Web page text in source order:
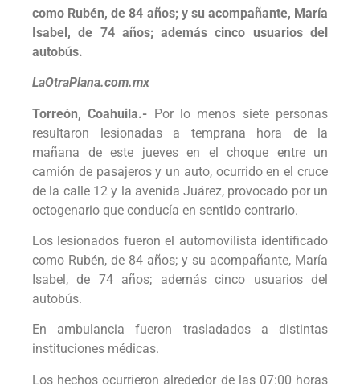
como Rubén, de 84 años; y su acompañante, María
Isabel, de 74 años; además cinco usuarios del
autobús.
LaOtraPlana.com.mx
Torreón, Coahuila.- Por lo menos siete personas
resultaron lesionadas a temprana hora de la
mañana de este jueves en el choque entre un
camión de pasajeros y un auto, ocurrido en el cruce
de la calle 12 y la avenida Juárez, provocado por un
octogenario que conducía en sentido contrario.
Los lesionados fueron el automovilista identificado
como Rubén, de 84 años; y su acompañante, María
Isabel, de 74 años; además cinco usuarios del
autobús.
En ambulancia fueron trasladados a distintas
instituciones médicas.
Los hechos ocurrieron alrededor de las 07:00 horas